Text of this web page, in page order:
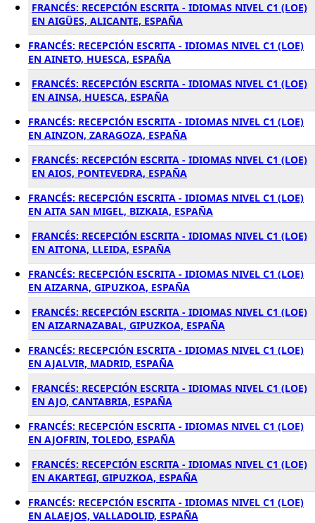
FRANCÉS: RECEPCIÓN ESCRITA - IDIOMAS NIVEL C1 (LOE)
EN AIGÜES, ALICANTE, ESPAÑA
FRANCÉS: RECEPCIÓN ESCRITA - IDIOMAS NIVEL C1 (LOE)
EN AINETO, HUESCA, ESPAÑA
FRANCÉS: RECEPCIÓN ESCRITA - IDIOMAS NIVEL C1 (LOE)
EN AINSA, HUESCA, ESPAÑA
FRANCÉS: RECEPCIÓN ESCRITA - IDIOMAS NIVEL C1 (LOE)
EN AINZON, ZARAGOZA, ESPAÑA
FRANCÉS: RECEPCIÓN ESCRITA - IDIOMAS NIVEL C1 (LOE)
EN AIOS, PONTEVEDRA, ESPAÑA
FRANCÉS: RECEPCIÓN ESCRITA - IDIOMAS NIVEL C1 (LOE)
EN AITA SAN MIGEL, BIZKAIA, ESPAÑA
FRANCÉS: RECEPCIÓN ESCRITA - IDIOMAS NIVEL C1 (LOE)
EN AITONA, LLEIDA, ESPAÑA
FRANCÉS: RECEPCIÓN ESCRITA - IDIOMAS NIVEL C1 (LOE)
EN AIZARNA, GIPUZKOA, ESPAÑA
FRANCÉS: RECEPCIÓN ESCRITA - IDIOMAS NIVEL C1 (LOE)
EN AIZARNAZABAL, GIPUZKOA, ESPAÑA
FRANCÉS: RECEPCIÓN ESCRITA - IDIOMAS NIVEL C1 (LOE)
EN AJALVIR, MADRID, ESPAÑA
FRANCÉS: RECEPCIÓN ESCRITA - IDIOMAS NIVEL C1 (LOE)
EN AJO, CANTABRIA, ESPAÑA
FRANCÉS: RECEPCIÓN ESCRITA - IDIOMAS NIVEL C1 (LOE)
EN AJOFRIN, TOLEDO, ESPAÑA
FRANCÉS: RECEPCIÓN ESCRITA - IDIOMAS NIVEL C1 (LOE)
EN AKARTEGI, GIPUZKOA, ESPAÑA
FRANCÉS: RECEPCIÓN ESCRITA - IDIOMAS NIVEL C1 (LOE)
EN ALAEJOS, VALLADOLID, ESPAÑA